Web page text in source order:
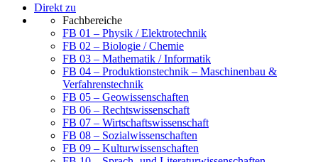
Direkt zu
Fachbereiche
FB 01 – Physik / Elektrotechnik
FB 02 – Biologie / Chemie
FB 03 – Mathematik / Informatik
FB 04 – Produktionstechnik – Maschinenbau &
Verfahrenstechnik
FB 05 – Geowissenschaften
FB 06 – Rechtswissenschaft
FB 07 – Wirtschaftswissenschaft
FB 08 – Sozialwissenschaften
FB 09 – Kulturwissenschaften